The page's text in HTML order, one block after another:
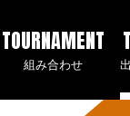
TOURNAMENT
組み合わせ